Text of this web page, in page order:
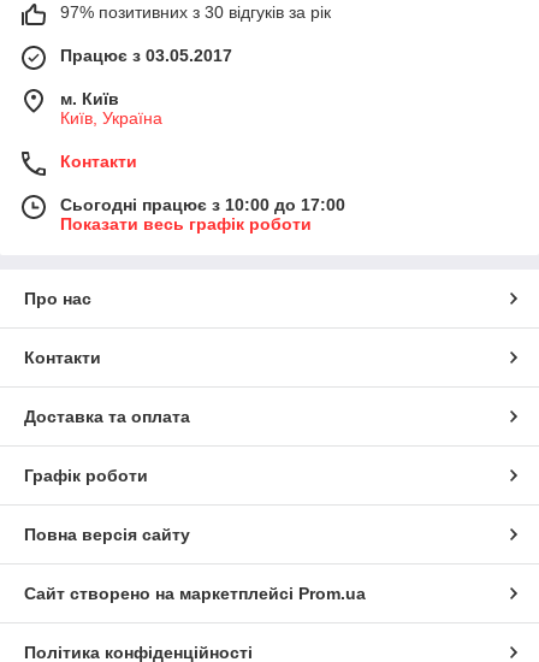
97% позитивних з 30 відгуків за рік
Працює з 03.05.2017
м. Київ
Київ, Україна
Контакти
Сьогодні працює з 10:00 до 17:00
Показати весь графік роботи
Про нас
Контакти
Доставка та оплата
Графік роботи
Повна версія сайту
Сайт створено на маркетплейсі Prom.ua
Політика конфіденційності